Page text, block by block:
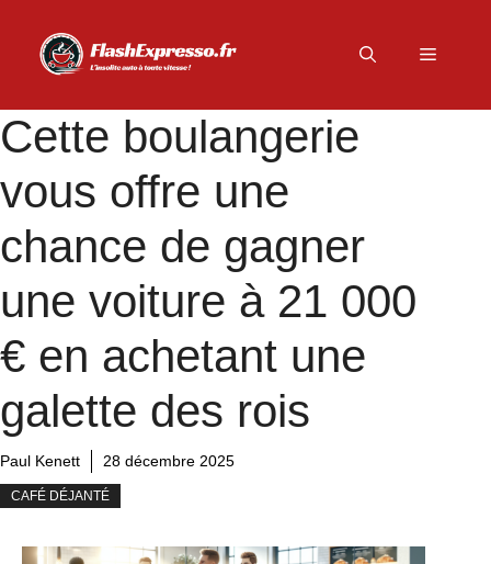
contenu
Menu
Cette boulangerie
vous offre une
chance de gagner
une voiture à 21 000
€ en achetant une
galette des rois
Paul Kenett 28 décembre 2025
CAFÉ DÉJANTÉ